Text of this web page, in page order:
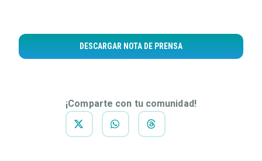
DESCARGAR NOTA DE PRENSA
¡Comparte con tu comunidad!